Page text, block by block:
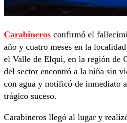
Carabineros confirmó el
año y cuatro meses en la
el Valle de Elqui, en la región de
del sector encontró a la niña sin
con agua y notificó de inmediato
trágico suceso.
Carabineros llegó al lugar y